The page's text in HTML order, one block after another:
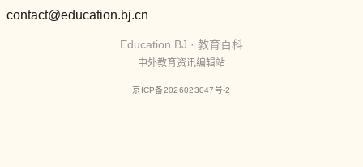
contact@education.bj.cn
Education BJ · 教育百科
中外教育资讯编辑站
京ICP备2026023047号-2